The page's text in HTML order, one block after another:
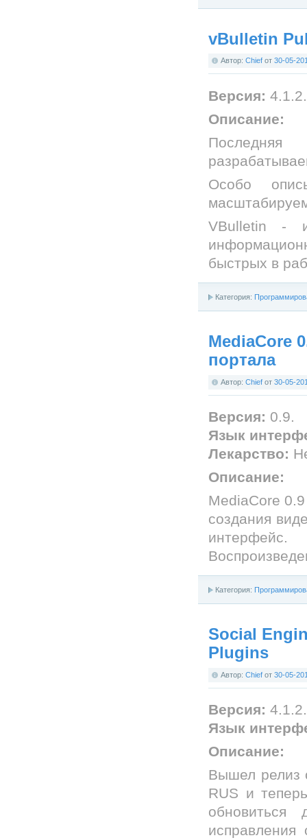
vBulletin
Автор: Chief от 30-05-
Версия: 4.1.2.
Описание:
Особо
VBulletin -
быстрых в
Категория:
MediaCore
портала
Автор: Chief от 30-05-
Версия: 0.9.
Язык
Лекарство:
Описание:
MediaCore
создания
Категория:
Social
Plugins
Автор: Chief от 30-05-
Версия: 4.1.2.
Язык
Описание:
Вышел релиз
RUS и